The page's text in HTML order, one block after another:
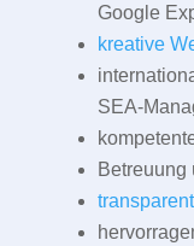
Google
kreative
SEA-
Betreuung